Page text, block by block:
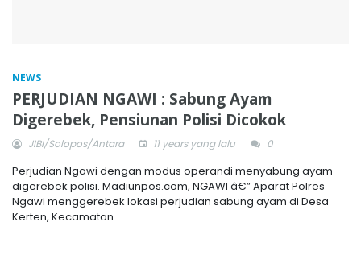
NEWS
PERJUDIAN NGAWI : Sabung Ayam
Digerebek, Pensiunan Polisi Dicokok
JIBI/Solopos/Antara 11 years yang lalu 0
Perjudian Ngawi dengan modus operandi menyabung ayam
digerebek polisi. Madiunpos.com, NGAWI â€” Aparat Polres
Ngawi menggerebek lokasi perjudian sabung ayam di Desa
Kerten, Kecamatan...